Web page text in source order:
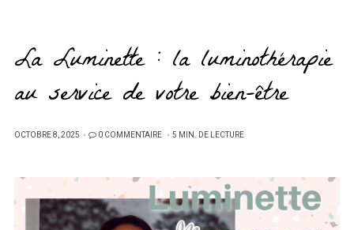
La Luminette : la luminothérapie
au service de votre bien-être
PUBLIÉ
OCTOBRE 8, 2025 0 COMMENTAIRE 5 MIN. DE LECTURE